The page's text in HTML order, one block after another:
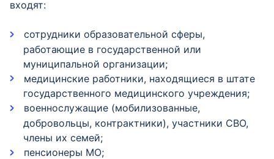
входят:
сотрудники образовательной сферы,
работающие в государственной или
муниципальной организации;
медицинские работники, находящиеся в штате
государственного медицинского учреждения;
военнослужащие (мобилизованные,
добровольцы, контрактники), участники СВО,
члены их семей;
пенсионеры МО;